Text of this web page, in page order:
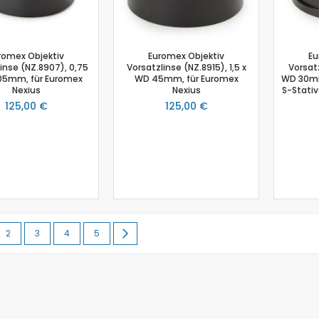
Stromsensor
Temperatursensor
Timer
Tropfenzähler
Ultraschall-Bewegungssensor
UV-Sensor
NiCr-Ni-Adapter
Ladung
Objektiv
(NZ.8907), 0,75
für Euromex
Nexius
125,00 €
Euromex Objektiv
Vorsatzlinse (NZ.8915), 1,5 x
WD 45mm, für Euromex
Nexius
125,00 €
WD
S-
gerade Seite
Seite
2 Seite
3 Seite
4 Seite
5